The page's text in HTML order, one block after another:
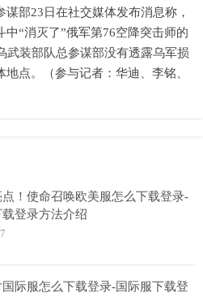
部23日在社交媒体发布消息称，
“消灭了”俄军第76空降突击师的
武装部队总参谋部没有透露乌军损
点。（参与记者：华迪、李铭、
！使命召唤欧美服怎么下载登录-
载登录方法介绍
际服怎么下载登录-国际服下载登